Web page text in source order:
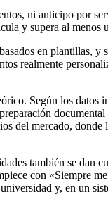
ni anticipo por
y supera al menos
en plantillas, y
realmente
Según los
del mercado, donde
también se dan
con «Siempre
y, en un